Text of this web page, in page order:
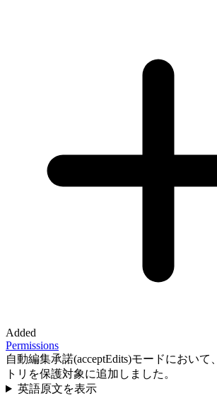
Added
Permissions
自動編集承諾(acceptEdits)モードにおいて、
トリを保護対象に追加しました。
英語原文を表示